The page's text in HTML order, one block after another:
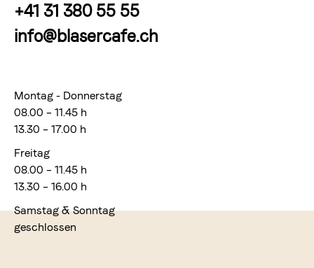
+41 31 380 55 55
info@blasercafe.ch
Montag - Donnerstag
08.00 – 11.45 h
13.30 – 17.00 h
Freitag
08.00 – 11.45 h
13.30 – 16.00 h
Samstag & Sonntag
geschlossen